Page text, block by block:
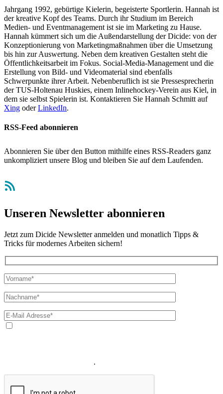
Jahrgang 1992, gebürtige Kielerin, begeisterte Sportlerin. Hannah ist
der kreative Kopf des Teams. Durch ihr Studium im Bereich
Medien- und Eventmanagement ist sie im Marketing zu Hause.
Hannah kümmert sich um die Außendarstellung der Dicide: von der
Konzeptionierung von Marketingmaßnahmen über die Umsetzung
bis hin zur Auswertung. Neben dem kreativen Gestalten steht die
Öffentlichkeitsarbeit im Fokus. Social-Media-Management und die
Erstellung von Bild- und Videomaterial sind ebenfalls
Schwerpunkte ihrer Arbeit. Nebenberuflich ist sie Pressesprecherin
der TUS-Holtenau Huskies, einem Inlinehockey-Verein aus Kiel, in
dem sie selbst Spielerin ist. Kontaktieren Sie Hannah Schmitt auf
Xing oderLinkedIn.
RSS-Feed abonnieren
Abonnieren Sie über den Button mithilfe eines RSS-Readers ganz
unkompliziert unsere Blog und bleiben Sie auf dem Laufenden.
RSS-Feed
Unseren Newsletter abonnieren
Jetzt zum Dicide Newsletter anmelden und monatlich Tipps &
Tricks für modernes Arbeiten sichern!
.